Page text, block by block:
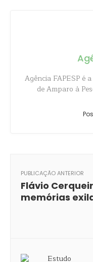
Agência FAPESP é
de Amparo à
PUBLICAÇÃO ANTERIOR
Flávio
memórias